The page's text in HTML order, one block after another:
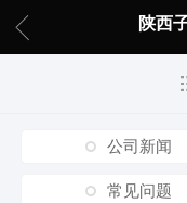
陕西
公司新闻
常见问题